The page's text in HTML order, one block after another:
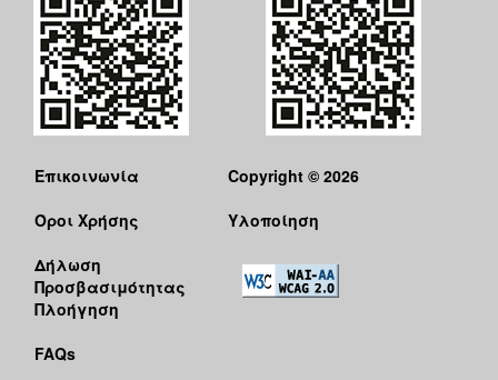
Επικοινωνία
Όροι Χρήσης
Δήλωση
Προσβασιμότητας
Πλοήγηση
FAQs
Copyright © 2026
Υλοποίηση